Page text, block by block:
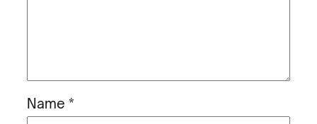
Name *